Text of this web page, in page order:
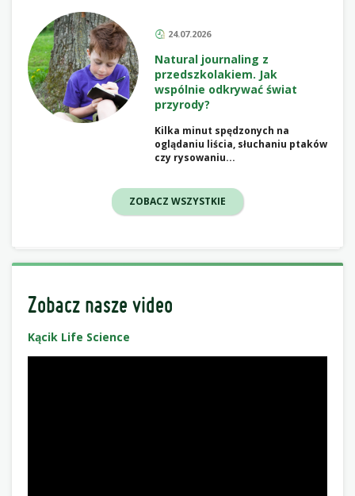
24.07.2026
Natural journaling z
przedszkolakiem. Jak
wspólnie odkrywać świat
przyrody?
Kilka minut spędzonych na
oglądaniu liścia, słuchaniu ptaków
czy rysowaniu...
ZOBACZ WSZYSTKIE
Zobacz nasze video
Kącik Life Science